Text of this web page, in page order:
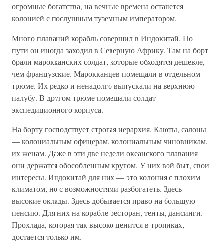
огромные богатства, на вечные времена останется
колонией с послушным туземным императором.
Много плаваний корабль совершил в Индокитай. По
пути он иногда заходил в Северную Африку. Там на борт
брали марокканских солдат, которые обходятся дешевле,
чем французские. Марокканцев помещали в отдельном
трюме. Их редко и ненадолго выпускали на верхнюю
палубу. В другом трюме помещали солдат
экспедиционного корпуса.
На борту господствует строгая иерархия. Каюты, салоны
— колониальным офицерам, колониальным чиновникам,
их женам. Даже в эти две недели океанского плавания
они держатся обособленным кругом. У них вой быт, свои
интересы. Индокитай для них — это колония с плохим
климатом, но с возможностями разбогатеть. Здесь
высокие оклады. Здесь добывается право на большую
пенсию. Для них на корабле ресторан, тенты, дансинги.
Прохлада, которая так высоко ценится в тропиках,
достается только им.